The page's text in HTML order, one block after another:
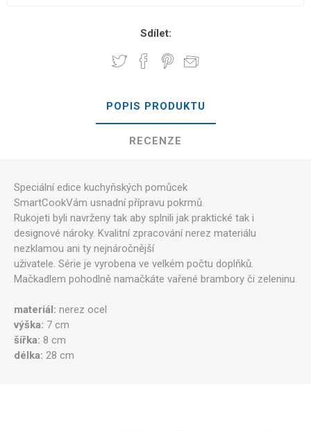
Sdílet:
POPIS PRODUKTU
RECENZE
Speciální edice kuchyňských pomůcek
SmartCookVám usnadní přípravu pokrmů.
Rukojeti byli navrženy tak aby splnili jak praktické tak i
designové nároky. Kvalitní zpracování nerez materiálu
nezklamou ani ty nejnáročnější
uživatele. Série je vyrobena ve velkém počtu doplňků.
Mačkadlem pohodlně namačkáte vařené brambory či zeleninu.
materiál: nerez ocel
výška: 7 cm
šířka: 8 cm
délka: 28 cm